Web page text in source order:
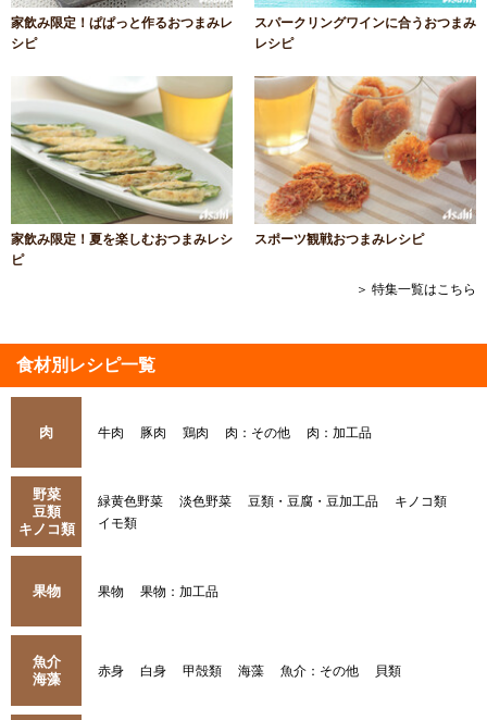
家飲み限定！ぱぱっと作るおつまみレ
シピ
スパークリングワインに合うおつまみ
レシピ
家飲み限定！夏を楽しむおつまみレシ
ピ
スポーツ観戦おつまみレシピ
＞ 特集一覧はこちら
食材別レシピ一覧
肉 牛肉 豚肉 鶏肉 肉：その他 肉：加工品
野菜
豆類
キノコ類
緑黄色野菜 淡色野菜 豆類・豆腐・豆加工品
キノコ類
イモ類
果物 果物 果物：加工品
魚介
海藻
赤身 白身 甲殻類 海藻 魚介：その他 貝類